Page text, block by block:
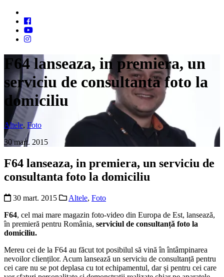
F64 lanseaza, in premiera, un
serviciu de consultanta foto la
domiciliu
Altele, Foto
30 mart. 2015
F64 lanseaza, in premiera, un serviciu de
consultanta foto la domiciliu
30 mart. 2015 Altele, Foto
F64, cel mai mare magazin foto-video din Europa de Est, lansează,
în premieră pentru România, serviciul de consultanță foto la
domiciliu.
Mereu cei de la F64 au făcut tot posibilul să vină în întâmpinarea
nevoilor clienților. Acum lansează un serviciu de consultanță pentru
cei care nu se pot deplasa cu tot echipamentul, dar și pentru cei care